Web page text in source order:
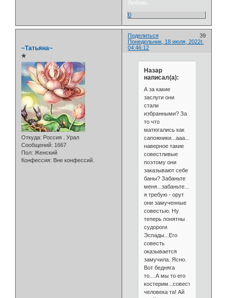
Любовь.
0
Поделиться
39
Понедельник, 18 июля, 2022г.
04:46:12
~Татьяна~
✯
Откуда: Россия . Урал
Сообщений: 1667
Пол: Женский
Конфессия: Вне конфессий.
Назар
написал(а):
А за какие
заслуги они
стали
избранными? За
то что
матюгались как
сапожники...ааа...они
наверное такие
совестливые
поэтому они
заказывают себе
баны? Забаньте
меня...забаньте...
я требую - орут
они замученные
совестью. Ну
теперь понятны
судороги
Эспады...Его
совесть
оказывается
замучила. Ясно.
Вот бедняга
то....А мы то его
костерим...совестливого
человека та! Ай